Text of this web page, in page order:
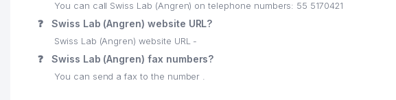
You can call Swiss Lab (Angren) on telephone numbers: 55 5170421
❓ Swiss Lab (Angren) website URL?
Swiss Lab (Angren) website URL -
❓ Swiss Lab (Angren) fax numbers?
You can send a fax to the number .